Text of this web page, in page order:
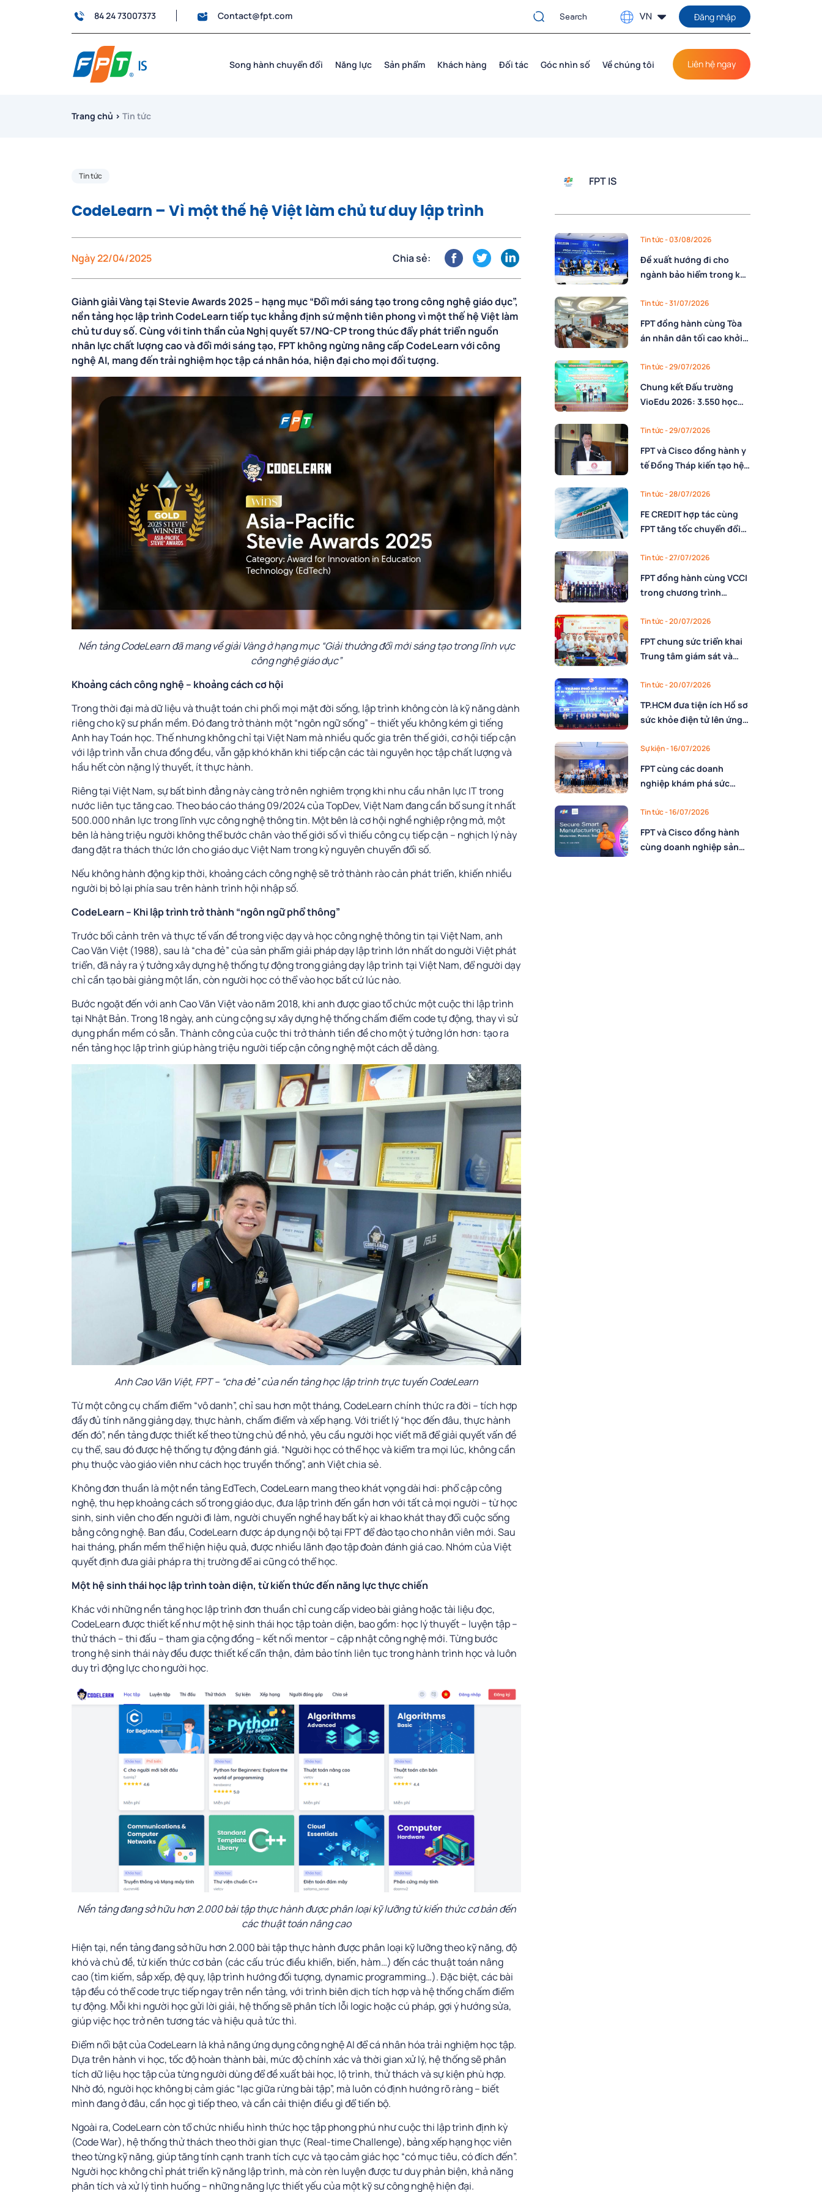
84 24 73007373 Contact@fpt.com VN Đăng nhập
Song hành chuyển đổi Năng lực Sản phẩm Khách hàng Đối tác Góc nhìn số Về chúng tôi Liên hệ ngay
Trang chủ › Tin tức
Tin tức
CodeLearn – Vì một thế hệ Việt làm chủ tư duy lập trình
Ngày 22/04/2025 Chia sẻ:
Giành giải Vàng tại Stevie Awards 2025 – hạng mục “Đổi mới sáng tạo trong công nghệ giáo dục”,
nền tảng học lập trình CodeLearn tiếp tục khẳng định sứ mệnh tiên phong vì một thế hệ Việt làm
chủ tư duy số. Cùng với tinh thần của Nghị quyết 57/NQ-CP trong thúc đẩy phát triển nguồn
nhân lực chất lượng cao và đổi mới sáng tạo, FPT không ngừng nâng cấp CodeLearn với công
nghệ AI, mang đến trải nghiệm học tập cá nhân hóa, hiện đại cho mọi đối tượng.
Nền tảng CodeLearn đã mang về giải Vàng ở hạng mục “Giải thưởng đổi mới sáng tạo trong lĩnh vực
công nghệ giáo dục”
Khoảng cách công nghệ – khoảng cách cơ hội
Trong thời đại mà dữ liệu và thuật toán chi phối mọi mặt đời sống, lập trình không còn là kỹ năng dành
riêng cho kỹ sư phần mềm. Đó đang trở thành một “ngôn ngữ sống” – thiết yếu không kém gì tiếng
Anh hay Toán học. Thế nhưng không chỉ tại Việt Nam mà nhiều quốc gia trên thế giới, cơ hội tiếp cận
với lập trình vẫn chưa đồng đều, vẫn gặp khó khăn khi tiếp cận các tài nguyên học tập chất lượng và
hầu hết còn nặng lý thuyết, ít thực hành.
Riêng tại Việt Nam, sự bất bình đẳng này càng trở nên nghiêm trọng khi nhu cầu nhân lực IT trong
nước liên tục tăng cao. Theo báo cáo tháng 09/2024 của TopDev, Việt Nam đang cần bổ sung ít nhất
500.000 nhân lực trong lĩnh vực công nghệ thông tin. Một bên là cơ hội nghề nghiệp rộng mở, một
bên là hàng triệu người không thể bước chân vào thế giới số vì thiếu công cụ tiếp cận – nghịch lý này
đang đặt ra thách thức lớn cho giáo dục Việt Nam trong kỷ nguyên chuyển đổi số.
Nếu không hành động kịp thời, khoảng cách công nghệ sẽ trở thành rào cản phát triển, khiến nhiều
người bị bỏ lại phía sau trên hành trình hội nhập số.
CodeLearn – Khi lập trình trở thành “ngôn ngữ phổ thông”
Trước bối cảnh trên và thực tế vấn đề trong việc dạy và học công nghệ thông tin tại Việt Nam, anh
Cao Văn Việt (1988), sau là “cha đẻ” của sản phẩm giải pháp dạy lập trình lớn nhất do người Việt phát
triển, đã nảy ra ý tưởng xây dựng hệ thống tự động trong giảng dạy lập trình tại Việt Nam, để người dạy
chỉ cần tạo bài giảng một lần, còn người học có thể vào học bất cứ lúc nào.
Bước ngoặt đến với anh Cao Văn Việt vào năm 2018, khi anh được giao tổ chức một cuộc thi lập trình
tại Nhật Bản. Trong 18 ngày, anh cùng cộng sự xây dựng hệ thống chấm điểm code tự động, thay vì sử
dụng phần mềm có sẵn. Thành công của cuộc thi trở thành tiền đề cho một ý tưởng lớn hơn: tạo ra
nền tảng học lập trình giúp hàng triệu người tiếp cận công nghệ một cách dễ dàng.
Anh Cao Văn Việt, FPT – “cha đẻ” của nền tảng học lập trình trực tuyến CodeLearn
Từ một công cụ chấm điểm “vô danh”, chỉ sau hơn một tháng, CodeLearn chính thức ra đời – tích hợp
đầy đủ tính năng giảng dạy, thực hành, chấm điểm và xếp hạng. Với triết lý “học đến đâu, thực hành
đến đó”, nền tảng được thiết kế theo từng chủ đề nhỏ, yêu cầu người học viết mã để giải quyết vấn đề
cụ thể, sau đó được hệ thống tự động đánh giá. “Người học có thể học và kiểm tra mọi lúc, không cần
phụ thuộc vào giáo viên như cách học truyền thống”, anh Việt chia sẻ.
Không đơn thuần là một nền tảng EdTech, CodeLearn mang theo khát vọng dài hơi: phổ cập công
nghệ, thu hẹp khoảng cách số trong giáo dục, đưa lập trình đến gần hơn với tất cả mọi người – từ học
sinh, sinh viên cho đến người đi làm, người chuyển nghề hay bất kỳ ai khao khát thay đổi cuộc sống
bằng công nghệ. Ban đầu, CodeLearn được áp dụng nội bộ tại FPT để đào tạo cho nhân viên mới. Sau
hai tháng, phần mềm thể hiện hiệu quả, được nhiều lãnh đạo tập đoàn đánh giá cao. Nhóm của Việt
quyết định đưa giải pháp ra thị trường để ai cũng có thể học.
Một hệ sinh thái học lập trình toàn diện, từ kiến thức đến năng lực thực chiến
Khác với những nền tảng học lập trình đơn thuần chỉ cung cấp video bài giảng hoặc tài liệu đọc,
CodeLearn được thiết kế như một hệ sinh thái học tập toàn diện, bao gồm: học lý thuyết – luyện tập –
thử thách – thi đấu – tham gia cộng đồng – kết nối mentor – cập nhật công nghệ mới. Từng bước
trong hệ sinh thái này đều được thiết kế cẩn thận, đảm bảo tính liên tục trong hành trình học và luôn
duy trì động lực cho người học.
Nền tảng đang sở hữu hơn 2.000 bài tập thực hành được phân loại kỹ lưỡng từ kiến thức cơ bản đến
các thuật toán nâng cao
Hiện tại, nền tảng đang sở hữu hơn 2.000 bài tập thực hành được phân loại kỹ lưỡng theo kỹ năng, độ
khó và chủ đề, từ kiến thức cơ bản (các cấu trúc điều khiển, biến, hàm…) đến các thuật toán nâng
cao (tìm kiếm, sắp xếp, đệ quy, lập trình hướng đối tượng, dynamic programming…). Đặc biệt, các bài
tập đều có thể code trực tiếp ngay trên nền tảng, với trình biên dịch tích hợp và hệ thống chấm điểm
tự động. Mỗi khi người học gửi lời giải, hệ thống sẽ phân tích lỗi logic hoặc cú pháp, gợi ý hướng sửa,
giúp việc học trở nên tương tác và hiệu quả tức thì.
Điểm nổi bật của CodeLearn là khả năng ứng dụng công nghệ AI để cá nhân hóa trải nghiệm học tập.
Dựa trên hành vi học, tốc độ hoàn thành bài, mức độ chính xác và thời gian xử lý, hệ thống sẽ phân
tích dữ liệu học tập của từng người dùng để đề xuất bài học, lộ trình, thử thách và sự kiện phù hợp.
Nhờ đó, người học không bị cảm giác “lạc giữa rừng bài tập”, mà luôn có định hướng rõ ràng – biết
mình đang ở đâu, cần học gì tiếp theo, và cần cải thiện điều gì để tiến bộ.
Ngoài ra, CodeLearn còn tổ chức nhiều hình thức học tập phong phú như cuộc thi lập trình định kỳ
(Code War), hệ thống thử thách theo thời gian thực (Real-time Challenge), bảng xếp hạng học viên
theo từng kỹ năng, giúp tăng tính cạnh tranh tích cực và tạo cảm giác học “có mục tiêu, có đích đến”.
Người học không chỉ phát triển kỹ năng lập trình, mà còn rèn luyện được tư duy phản biện, khả năng
phân tích và xử lý tình huống – những năng lực thiết yếu của một kỹ sư công nghệ hiện đại.
FPT IS
Tin tức- 03/08/2026
Đề xuất hướng đi cho
ngành bảo hiểm trong kỷ
nghệ và xây dựng lực
lượng lao động AI
Tin tức- 31/07/2026
FPT đồng hành cùng Tòa
án nhân dân tối cao khởi
số quản trị, phân giao
nhiệm vụ và đánh giá cán
bộ
Tin tức- 29/07/2026
Chung kết Đấu trường
VioEdu 2026: 3.550 học
Tin tức- 29/07/2026
FPT và Cisco đồng hành y
tế Đồng Tháp kiến tạo hệ
nền tảng AI
Tin tức- 28/07/2026
FE CREDIT hợp tác cùng
FPT tăng tốc chuyển đổi
nhân lực
Tin tức- 27/07/2026
FPT đồng hành cùng VCCI
trong chương trình
nguyên mới
Tin tức- 20/07/2026
FPT chung sức triển khai
Trung tâm giám sát và
cho Cục Dự trữ Nhà nước,
Bộ Tài chính
Tin tức- 20/07/2026
TP.HCM đưa tiện ích Hồ sơ
sức khỏe điện tử lên ứng
đồng hành triển khai của
FPT
Sự kiện- 16/07/2026
FPT cùng các doanh
nghiệp khám phá sức
lực vận hành
Tin tức- 16/07/2026
FPT và Cisco đồng hành
cùng doanh nghiệp sản